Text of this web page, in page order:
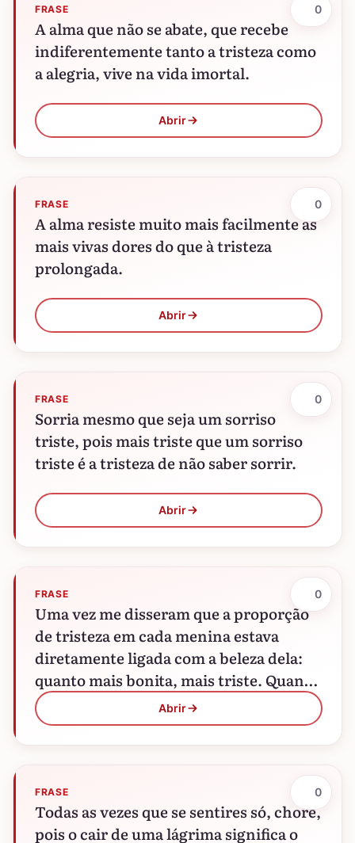
FRASE
A alma que não se abate, que recebe
indiferentemente tanto a tristeza como
a alegria, vive na vida imortal.
Abrir
0
FRASE
A alma resiste muito mais facilmente às
mais vivas dores do que à tristeza
prolongada.
Abrir
0
FRASE
Sorria mesmo que seja um sorriso
triste, pois mais triste que um sorriso
triste é a tristeza de não saber sorrir.
Abrir
0
FRASE
Uma vez me disseram que a proporção
de tristeza em cada menina estava
diretamente ligada com a beleza dela:
quanto mais bonita, mais triste. Quanto
mais enfeitam para…
Abrir
0
FRASE
Todas as vezes que se sentires só, chore,
pois o cair de uma lágrima significa o
0